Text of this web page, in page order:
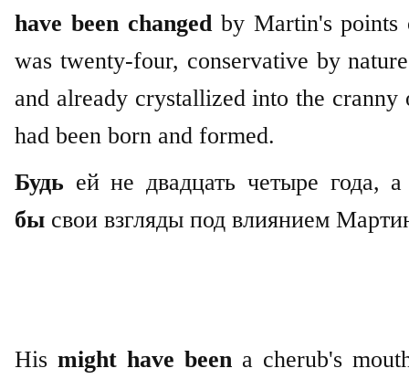
have been changedby Martin's points
was twenty-four, conservative by
and already crystallized into the
had been born and formed.
Будь ей не двадцать четыре года,
бы свои взгляды под влиянием
His might have beena cherub's